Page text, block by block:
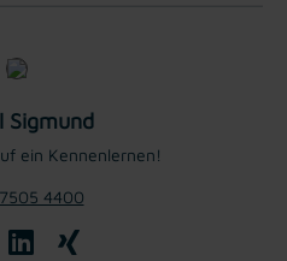
Sigmund
ein Kennenlernen!
4400